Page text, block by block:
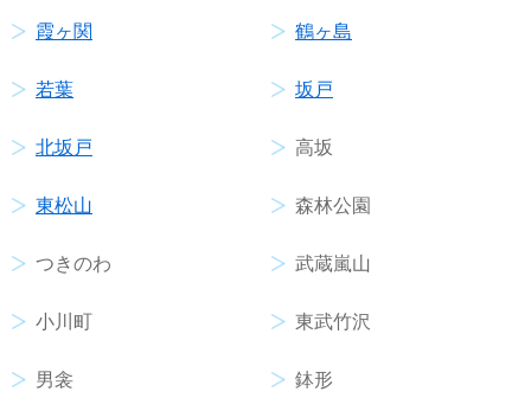
霞ヶ関 鶴ヶ島
若葉 坂戸
北坂戸 高坂
東松山 森林公園
つきのわ 武蔵嵐山
小川町 東武竹沢
男衾 鉢形